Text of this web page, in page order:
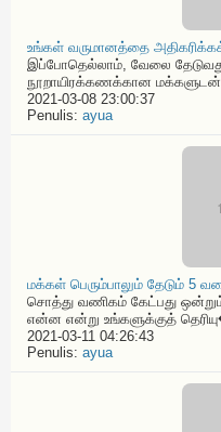
உங்கள் வருமானத்தை
இப்போதெல்லாம், வேலை
நூறாயிரக்கணக்கான மக்களுடன்
2021-03-08 23:00:37
Penulis: ayua
மக்கள் பெரும்பாலும் தேடும் 5
சொத்து வணிகம் கேட்பது
என்ன என்று உங்களுக்குத்
2021-03-11 04:26:43
Penulis: ayua